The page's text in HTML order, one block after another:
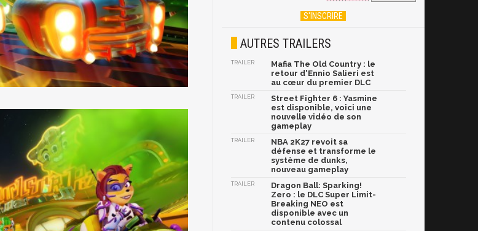
AUTRES TRAILERS
TRAILER
Mafia The Old Country : le
retour d'Ennio Salieri est
au cœur du premier DLC
TRAILER
Street Fighter 6 : Yasmine
est disponible, voici une
nouvelle vidéo de son
gameplay
TRAILER
NBA 2K27 revoit sa
défense et transforme le
système de dunks,
nouveau gameplay
TRAILER
Dragon Ball: Sparking!
Zero : le DLC Super Limit-
Breaking NEO est
disponible avec un
contenu colossal